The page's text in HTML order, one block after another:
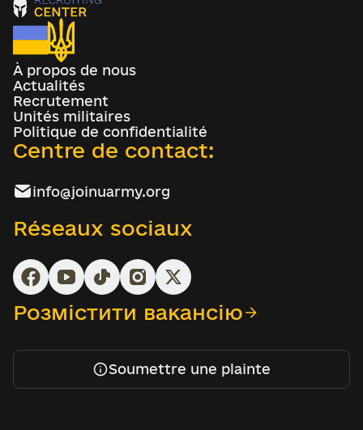
À propos de nous
Actualités
Recrutement
Unités militaires
Politique de confidentialité
Centre de contact:
info@joinuarmy.org
Réseaux sociaux
Розмістити вакансію
Soumettre une plainte